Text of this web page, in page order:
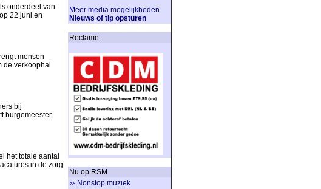
onderdeel van
22 juni en
mensen
de verkoophal
bij
burgemeester
het totale aantal
in de zorg
Meer media mogelijkheden
Nieuws of tip opsturen
Reclame
Nu op RSM
Nonstop muziek